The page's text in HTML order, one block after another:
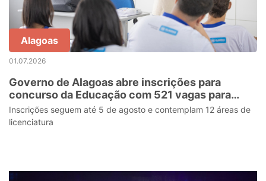
Alagoas
01.07.2026
Governo de Alagoas abre inscrições para
concurso da Educação com 521 vagas para
professores da rede estadual
Inscrições seguem até 5 de agosto e contemplam 12 áreas de
licenciatura